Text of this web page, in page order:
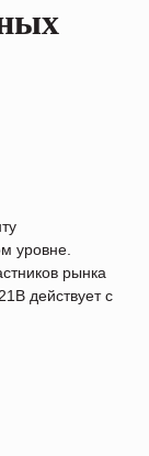
уровне.
рынка
действует с